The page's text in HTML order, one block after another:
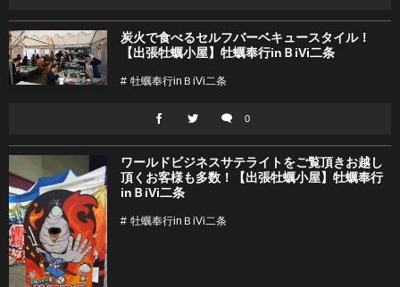
炭火で食べるセルフバーベキュースタイル！
【出張牡蠣小屋】牡蠣奉行inＢiVi二条
牡蠣奉行inＢiVi二条
0
ワールドビジネスサテライトをご覧頂きお越し
頂くお客様も多数！【出張牡蠣小屋】牡蠣奉行
inＢiVi二条
牡蠣奉行inＢiVi二条